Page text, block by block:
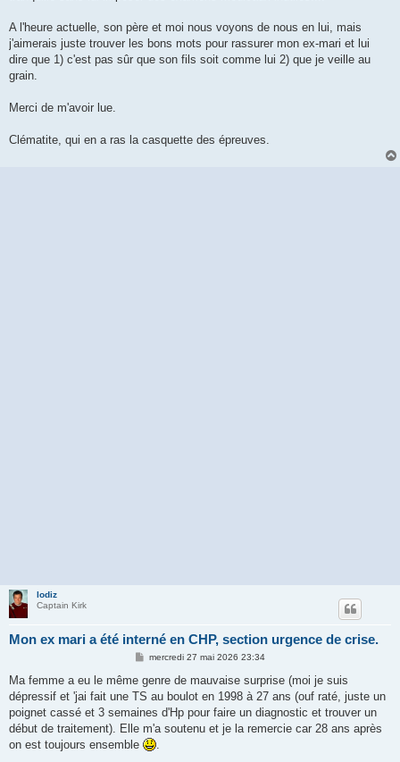
A l'heure actuelle, son père et moi nous voyons de nous en lui, mais
j'aimerais juste trouver les bons mots pour rassurer mon ex-mari et lui
dire que 1) c'est pas sûr que son fils soit comme lui 2) que je veille au
grain.
Merci de m'avoir lue.
Clématite, qui en a ras la casquette des épreuves.
lodiz
Captain Kirk
Mon ex mari a été interné en CHP, section urgence de crise.
M
s
s
a
g
mercredi 27 mai 2026 23:34
Ma femme a eu le même genre de mauvaise surprise (moi je suis
dépressif et 'jai fait une TS au boulot en 1998 à 27 ans (ouf raté, juste un
poignet cassé et 3 semaines d'Hp pour faire un diagnostic et trouver un
début de traitement). Elle m'a soutenu et je la remercie car 28 ans après
on est toujours ensemble